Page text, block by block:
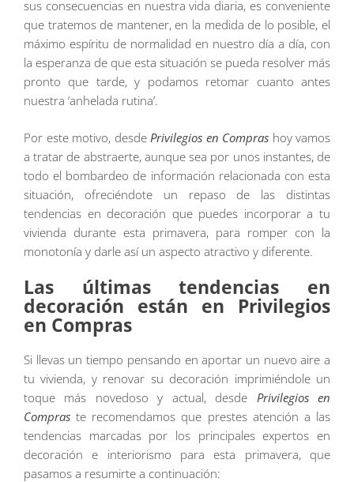
sus consecuencias en nuestra vida diaria, es conveniente
que tratemos de mantener, en la medida de lo posible, el
máximo espíritu de normalidad en nuestro día a día, con
la esperanza de que esta situación se pueda resolver más
pronto que tarde, y podamos retomar cuanto antes
nuestra ‘anhelada rutina’.
Por este motivo, desde Privilegios en Compras hoy vamos
a tratar de abstraerte, aunque sea por unos instantes, de
todo el bombardeo de información relacionada con esta
situación, ofreciéndote un repaso de las distintas
tendencias en decoración que puedes incorporar a tu
vivienda durante esta primavera, para romper con la
monotonía y darle así un aspecto atractivo y diferente.
Las últimas tendencias en
decoración están en Privilegios
en Compras
Si llevas un tiempo pensando en aportar un nuevo aire a
tu vivienda, y renovar su decoración imprimiéndole un
toque más novedoso y actual, desde Privilegios en
Compras te recomendamos que prestes atención a las
tendencias marcadas por los principales expertos en
decoración e interiorismo para esta primavera, que
pasamos a resumirte a continuación: